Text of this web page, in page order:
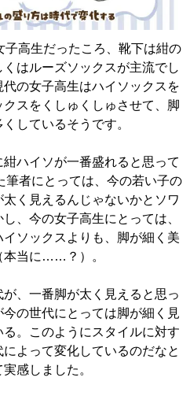
高生だったころ、靴下は紺の
はルーズソックスが主流でし
の女子高生はハイソックスを
スをくしゅくしゅさせて、脚
しているそうです。
ハイソが一番盛れると思って
筆者にとっては、今の若い子の
く見えるんじゃないかとソワ
、今の女子高生にとっては、
イソックスよりも、脚が細く美
本当に……？）。
、一番脚が太く見えると思っ
の世代にとっては脚が細く見
る。このようにスタイルに対す
よって変化しているのだなと
感しました。